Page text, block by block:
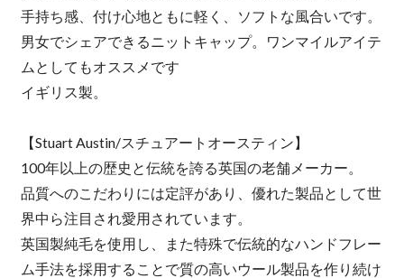
手持ち感、付け心地ともに軽く、ソフトな風合いです。
男女でシェアできるニットキャップ。ワンマイルアイテ
ムとしてもオススメです
イギリス製。
【Stuart Austin/スチュアートオースティン】
100年以上の歴史と伝統を誇る英国の老舗メーカー。
品質へのこだわりには定評があり、優れた製品として世
界中ら注目され愛用されています。
英国製純毛を使用し、また特殊で伝統的なハンドフレー
ム手法を採用することで質の高いウール製品を作り続け